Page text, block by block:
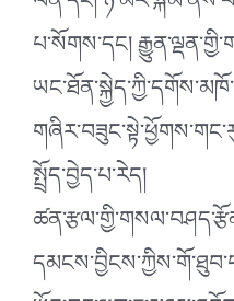
པ་སོགས་དང།
སྤྲོད་བྱེད་པ་རེད།